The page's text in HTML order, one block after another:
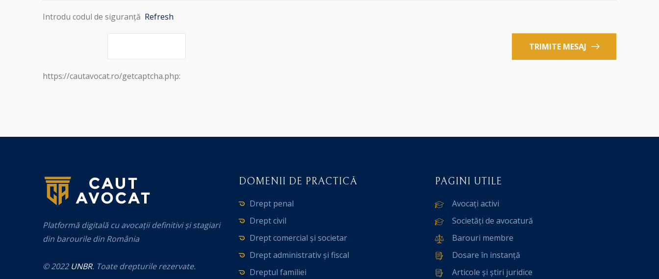
Introdu codul de siguranță Refresh
TRIMITE MESAJ
https://cautavocat.ro/getcaptcha.php:
Platformă digitală cu avocații definitivi și stagiari
din barourile din România
© 2022 UNBR. Toate drepturile rezervate.
DOMENII DE PRACTICĂ
Drept penal
Drept civil
Drept comercial și societar
Drept administrativ și fiscal
Dreptul familiei
PAGINI UTILE
Avocați activi
Societăți de avocatură
Barouri membre
Dosare în instanță
Articole și știri juridice